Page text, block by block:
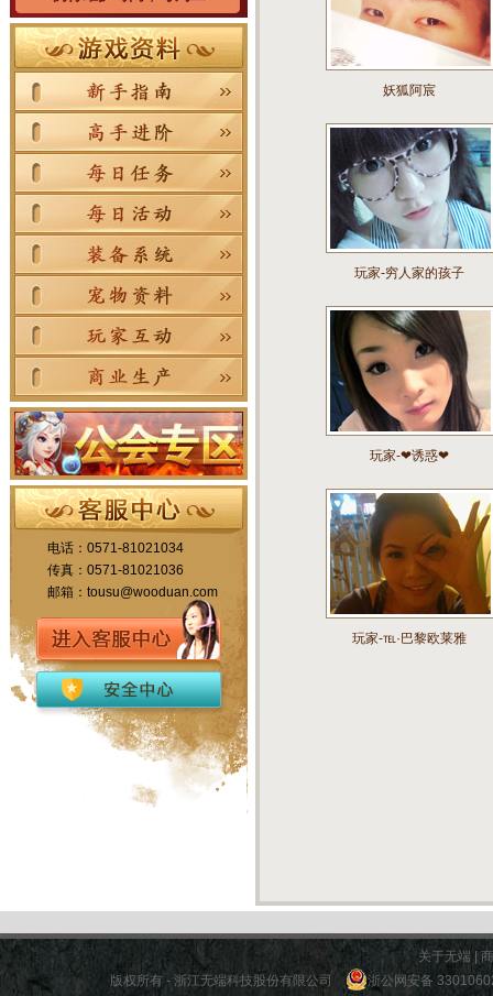
妖狐阿宸
玩家-穷人家的孩子
玩家-❤诱惑❤
玩家-℡·巴黎欧莱雅
电话：0571-81021034
传真：0571-81021036
邮箱：tousu@wooduan.com
关于无端 |
版权所有 - 浙江无端科技股份有限公司
浙公网安备